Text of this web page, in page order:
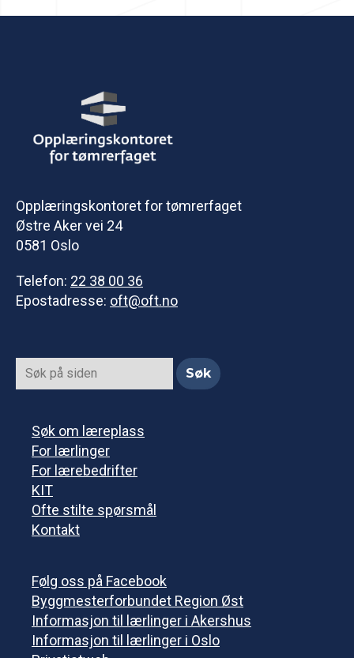
Opplæringskontoret for tømrerfaget
Østre Aker vei 24
0581 Oslo
Telefon: 22 38 00 36
Epostadresse: oft@oft.no
Søk om læreplass
For lærlinger
For lærebedrifter
KIT
Ofte stilte spørsmål
Kontakt
Følg oss på Facebook
Byggmesterforbundet Region Øst
Informasjon til lærlinger i Akershus
Informasjon til lærlinger i Oslo